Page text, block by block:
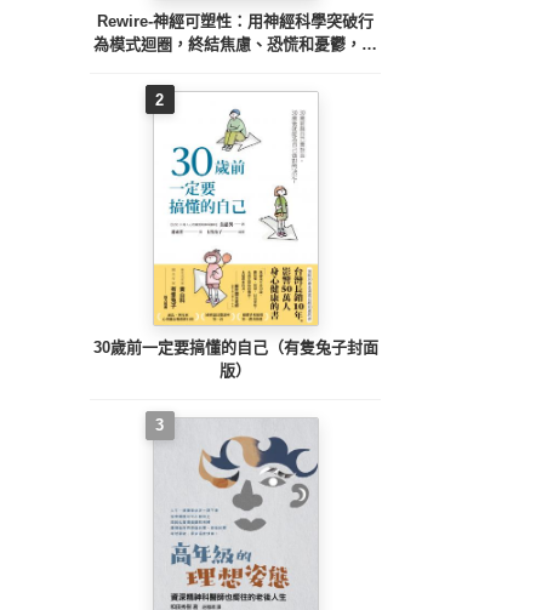
Rewire-神經可塑性：用神經科學突破行
為模式迴圈，終結焦慮、恐慌和憂鬱，實
2
30歲前一定要搞懂的自己（有隻兔子封面
版）
3